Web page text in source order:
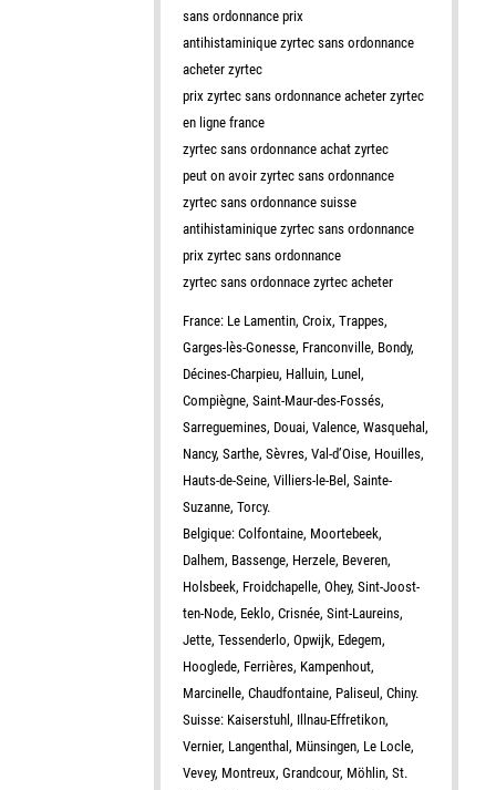
sans ordonnance prix
antihistaminique zyrtec sans ordonnance
acheter zyrtec
prix zyrtec sans ordonnance acheter zyrtec
en ligne france
zyrtec sans ordonnance achat zyrtec
peut on avoir zyrtec sans ordonnance
zyrtec sans ordonnance suisse
antihistaminique zyrtec sans ordonnance
prix zyrtec sans ordonnance
zyrtec sans ordonnace zyrtec acheter
France: Le Lamentin, Croix, Trappes,
Garges-lès-Gonesse, Franconville, Bondy,
Décines-Charpieu, Halluin, Lunel,
Compiègne, Saint-Maur-des-Fossés,
Sarreguemines, Douai, Valence, Wasquehal,
Nancy, Sarthe, Sèvres, Val-d’Oise, Houilles,
Hauts-de-Seine, Villiers-le-Bel, Sainte-
Suzanne, Torcy.
Belgique: Colfontaine, Moortebeek,
Dalhem, Bassenge, Herzele, Beveren,
Holsbeek, Froidchapelle, Ohey, Sint-Joost-
ten-Node, Eeklo, Crisnée, Sint-Laureins,
Jette, Tessenderlo, Opwijk, Edegem,
Hooglede, Ferrières, Kampenhout,
Marcinelle, Chaudfontaine, Paliseul, Chiny.
Suisse: Kaiserstuhl, Illnau-Effretikon,
Vernier, Langenthal, Münsingen, Le Locle,
Vevey, Montreux, Grandcour, Möhlin, St.